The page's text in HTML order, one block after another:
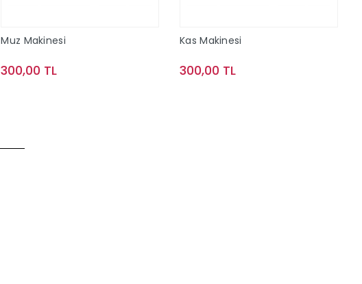
Muz Makinesi
300,00 TL
Kas Makinesi
300,00 TL